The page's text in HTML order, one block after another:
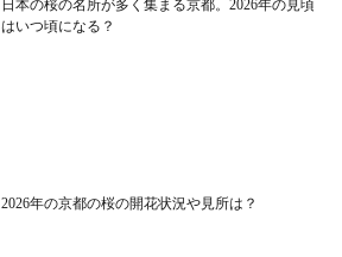
日本の桜の名所が多く集まる京都。2026年の見頃
はいつ頃になる？
2026年の京都の桜の開花状況や見所は？